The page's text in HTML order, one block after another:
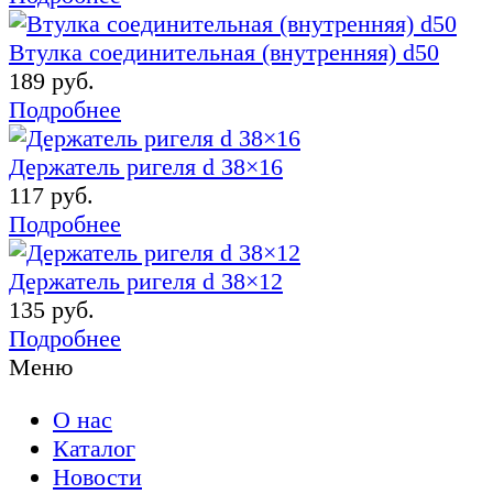
Втулка соединительная (внутренняя) d50
189 руб.
Подробнее
Держатель ригеля d 38×16
117 руб.
Подробнее
Держатель ригеля d 38×12
135 руб.
Подробнее
Меню
О нас
Каталог
Новости